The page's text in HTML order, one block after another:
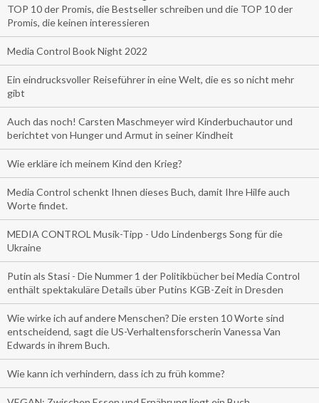
TOP 10 der Promis, die Bestseller schreiben und die TOP 10 der
Promis, die keinen interessieren
Media Control Book Night 2022
Ein eindrucksvoller Reiseführer in eine Welt, die es so nicht mehr
gibt
Auch das noch! Carsten Maschmeyer wird Kinderbuchautor und
berichtet von Hunger und Armut in seiner Kindheit
Wie erkläre ich meinem Kind den Krieg?
Media Control schenkt Ihnen dieses Buch, damit Ihre Hilfe auch
Worte findet.
MEDIA CONTROL Musik-Tipp - Udo Lindenbergs Song für die
Ukraine
Putin als Stasi - Die Nummer 1 der Politikbücher bei Media Control
enthält spektakuläre Details über Putins KGB-Zeit in Dresden
Wie wirke ich auf andere Menschen? Die ersten 10 Worte sind
entscheidend, sagt die US-Verhaltensforscherin Vanessa Van
Edwards in ihrem Buch.
Wie kann ich verhindern, dass ich zu früh komme?